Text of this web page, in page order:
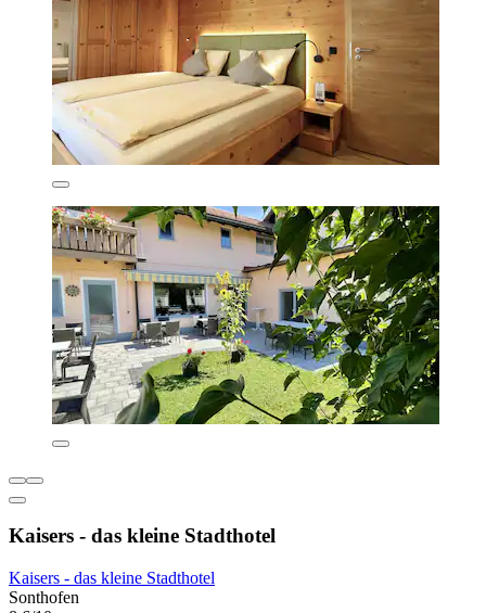
Kaisers - das kleine Stadthotel
Kaisers - das kleine Stadthotel
Sonthofen